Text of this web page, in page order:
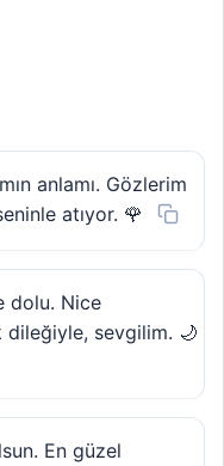
anlamı. Gözlerim
atıyor. 🌹
dolu. Nice
dileğiyle, sevgilim. 🌙
En güzel